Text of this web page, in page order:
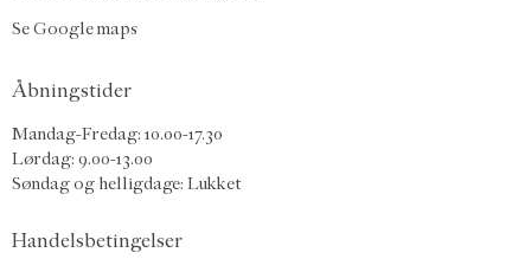
Se Google maps
Åbningstider
Mandag-Fredag: 10.00-17.30
Lørdag: 9.00-13.00
Søndag og helligdage: Lukket
Handelsbetingelser